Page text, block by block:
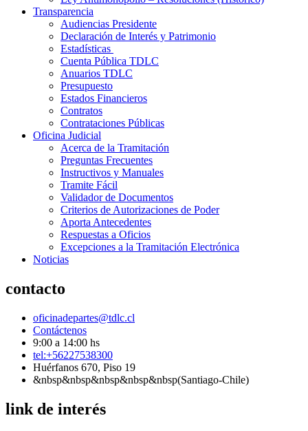
Transparencia
Audiencias Presidente
Declaración de Interés y Patrimonio
Estadísticas
Cuenta Pública TDLC
Anuarios TDLC
Presupuesto
Estados Financieros
Contratos
Contrataciones Públicas
Oficina Judicial
Acerca de la Tramitación
Preguntas Frecuentes
Instructivos y Manuales
Tramite Fácil
Validador de Documentos
Criterios de Autorizaciones de Poder
Aporta Antecedentes
Respuestas a Oficios
Excepciones a la Tramitación Electrónica
Noticias
contacto
oficinadepartes@tdlc.cl
Contáctenos
9:00 a 14:00 hs
tel:+56227538300
Huérfanos 670, Piso 19
&nbsp&nbsp&nbsp&nbsp&nbsp(Santiago-Chile)
link de interés